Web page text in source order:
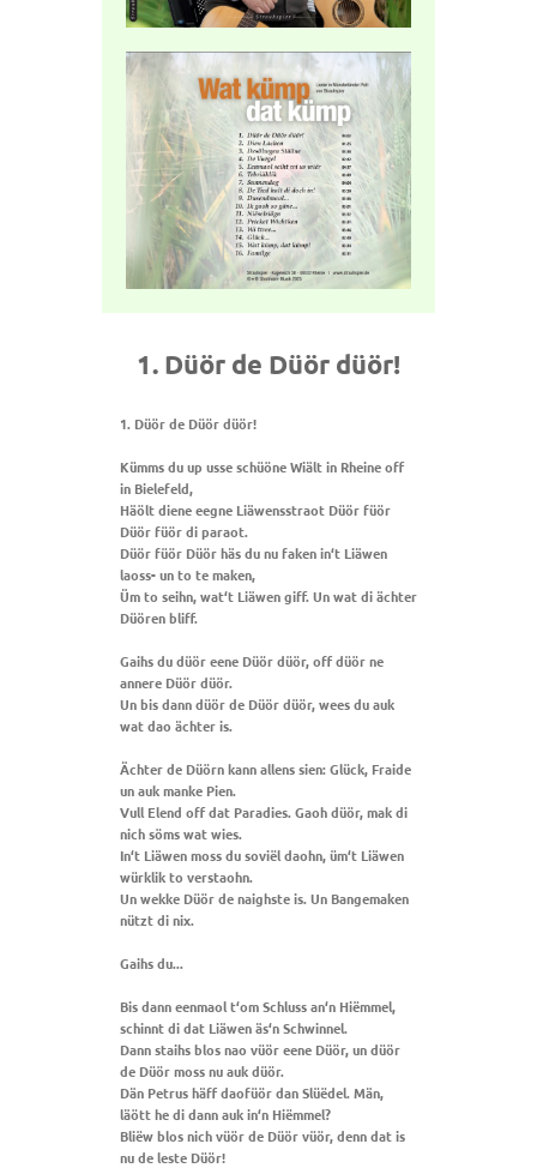
1. Düör de Düör düör!
1. Düör de Düör düör!
Kümms du up usse schüöne Wiält in Rheine off
in Bielefeld,
Häölt diene eegne Liäwensstraot Düör füör
Düör füör di paraot.
Düör füör Düör häs du nu faken in‘t Liäwen
laoss- un to te maken,
Üm to seihn, wat‘t Liäwen giff. Un wat di ächter
Düören bliff.
Gaihs du düör eene Düör düör, off düör ne
annere Düör düör.
Un bis dann düör de Düör düör, wees du auk
wat dao ächter is.
Ächter de Düörn kann allens sien: Glück, Fraide
un auk manke Pien.
Vull Elend off dat Paradies. Gaoh düör, mak di
nich söms wat wies.
In‘t Liäwen moss du soviël daohn, üm‘t Liäwen
würklik to verstaohn.
Un wekke Düör de naighste is. Un Bangemaken
nützt di nix.
Gaihs du...
Bis dann eenmaol t‘om Schluss an‘n Hiëmmel,
schinnt di dat Liäwen äs‘n Schwinnel.
Dann staihs blos nao vüör eene Düör, un düör
de Düör moss nu auk düör.
Dän Petrus häff daofüör dan Slüëdel. Män,
läött he di dann auk in‘n Hiëmmel?
Bliëw blos nich vüör de Düör vüör, denn dat is
nu de leste Düör!